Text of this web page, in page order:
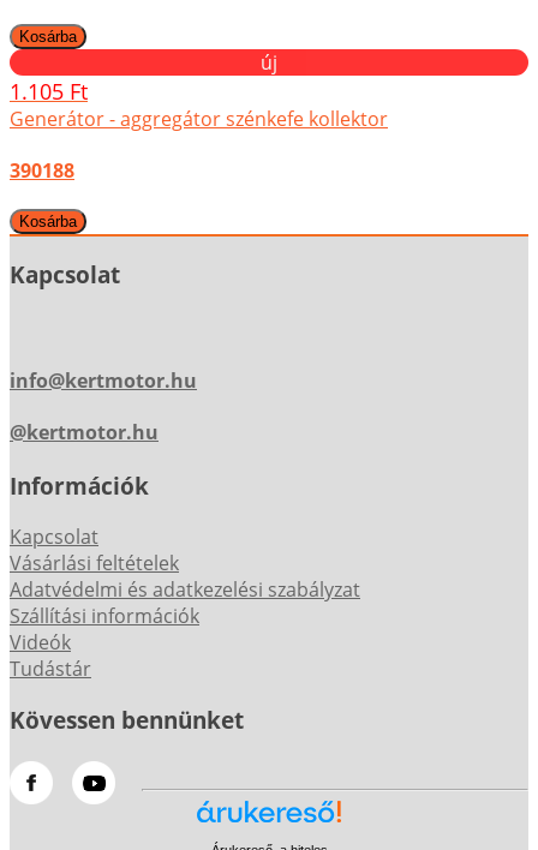
új
1.105 Ft
Generátor - aggregátor szénkefe kollektor
390188
Kapcsolat
info@kertmotor.hu
@kertmotor.hu
Információk
Kapcsolat
Vásárlási feltételek
Adatvédelmi és adatkezelési szabályzat
Szállítási információk
Videók
Tudástár
Kövessen bennünket